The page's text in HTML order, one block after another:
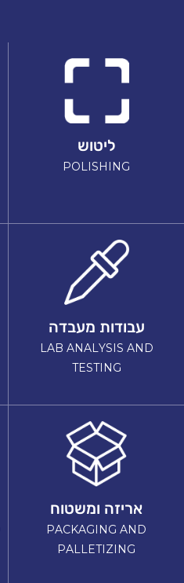
ליטוש
POLISHING
עבודות מעבדה
LAB ANALYSIS AND
TESTING
אריזה ומשטוח
PACKAGING AND
PALLETIZING